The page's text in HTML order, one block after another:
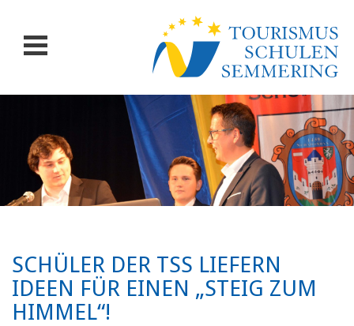
SCHÜLER DER TSS LIEFERN
IDEEN FÜR EINEN „STEIG ZUM
HIMMEL“!